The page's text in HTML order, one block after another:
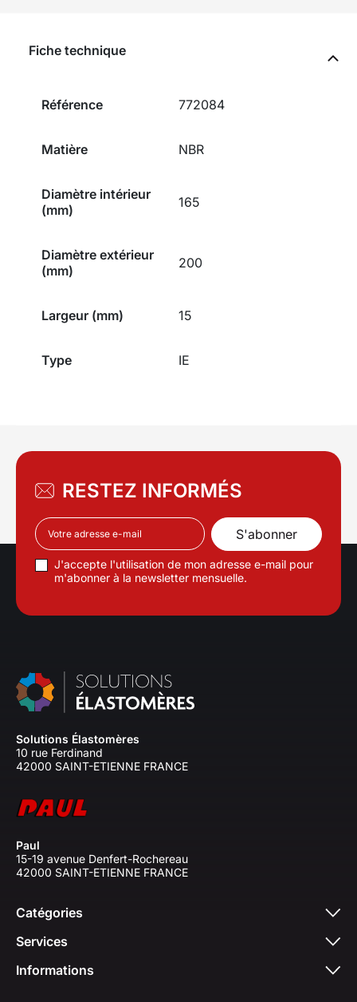
Fiche technique
Référence 772084
Matière NBR
Diamètre intérieur
(mm)
165
Diamètre extérieur
(mm)
200
Largeur (mm) 15
Type IE
RESTEZ INFORMÉS
J'accepte l'utilisation de mon adresse e-mail pour
m'abonner à la newsletter mensuelle.
Solutions Élastomères
10 rue Ferdinand
42000 SAINT-ETIENNE FRANCE
Paul
15-19 avenue Denfert-Rochereau
42000 SAINT-ETIENNE FRANCE
Catégories
Services
Informations